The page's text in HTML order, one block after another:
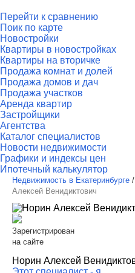
Перейти к сравнению
Поик по карте
Новостройки
Квартиры в новостройках
Квартиры на вторичке
Продажа комнат и долей
Продажа домов и дач
Продажа участков
Аренда квартир
Застройщики
Агентства
Каталог специалистов
Новости недвижимости
Графики и индексы цен
Ипотечный калькулятор
Недвижимость в Екатеринбурге /
Алексей Венидиктович
Зарегистрирован
на сайте
Норин Алексей